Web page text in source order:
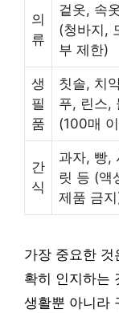
의
류
겉옷, 속
(청바지,
부 제한)
생
필
품
칫솔, 치
푸, 린스,
(100매
간
식
과자, 빵,
릿 등 (액
제품 금
가장 중요한 것
확히 인지하는
생활뿐 아니라